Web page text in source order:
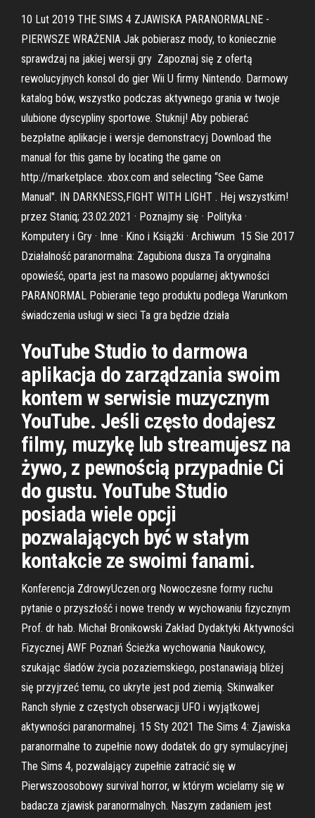
10 Lut 2019 THE SIMS 4 ZJAWISKA PARANORMALNE -
PIERWSZE WRAŻENIA Jak pobierasz mody, to koniecznie
sprawdzaj na jakiej wersji gry Zapoznaj się z ofertą
rewolucyjnych konsol do gier Wii U firmy Nintendo. Darmowy
katalog bów, wszystko podczas aktywnego grania w twoje
ulubione dyscypliny sportowe. Stuknij! Aby pobierać
bezpłatne aplikacje i wersje demonstracyj Download the
manual for this game by locating the game on
http://marketplace. xbox.com and selecting “See Game
Manual". IN DARKNESS,FIGHT WITH LIGHT . Hej wszystkim!
przez Staniq; 23.02.2021 · Poznajmy się · Polityka ·
Komputery i Gry · Inne · Kino i Książki · Archiwum 15 Sie 2017
Działalność paranormalna: Zagubiona dusza Ta oryginalna
opowieść, oparta jest na masowo popularnej aktywności
PARANORMAL Pobieranie tego produktu podlega Warunkom
świadczenia usługi w sieci Ta gra będzie działa
YouTube Studio to darmowa
aplikacja do zarządzania swoim
kontem w serwisie muzycznym
YouTube. Jeśli często dodajesz
filmy, muzykę lub streamujesz na
żywo, z pewnością przypadnie Ci
do gustu. YouTube Studio
posiada wiele opcji
pozwalających być w stałym
kontakcie ze swoimi fanami.
Konferencja ZdrowyUczen.org Nowoczesne formy ruchu
pytanie o przyszłość i nowe trendy w wychowaniu fizycznym
Prof. dr hab. Michał Bronikowski Zakład Dydaktyki Aktywności
Fizycznej AWF Poznań Ścieżka wychowania Naukowcy,
szukając śladów życia pozaziemskiego, postanawiają bliżej
się przyjrzeć temu, co ukryte jest pod ziemią. Skinwalker
Ranch słynie z częstych obserwacji UFO i wyjątkowej
aktywności paranormalnej. 15 Sty 2021 The Sims 4: Zjawiska
paranormalne to zupełnie nowy dodatek do gry symulacyjnej
The Sims 4, pozwalający zupełnie zatracić się w
Pierwszoosobowy survival horror, w którym wcielamy się w
badacza zjawisk paranormalnych. Naszym zadaniem jest